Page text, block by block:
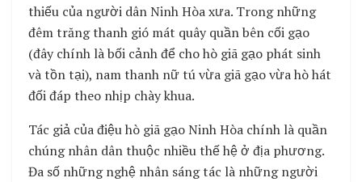
thiếu của người dân Ninh Hòa xưa. Trong những
đêm trăng thanh gió mát quây quần bên cối gạo
(đây chính là bối cảnh để cho hò giã gạo phát sinh
và tồn tại), nam thanh nữ tú vừa giã gạo vừa hò hát
đối đáp theo nhịp chày khua.
Tác giả của điệu hò giã gạo Ninh Hòa chính là quần
chúng nhân dân thuộc nhiều thế hệ ở địa phương.
Đa số những nghệ nhân sáng tác là những người